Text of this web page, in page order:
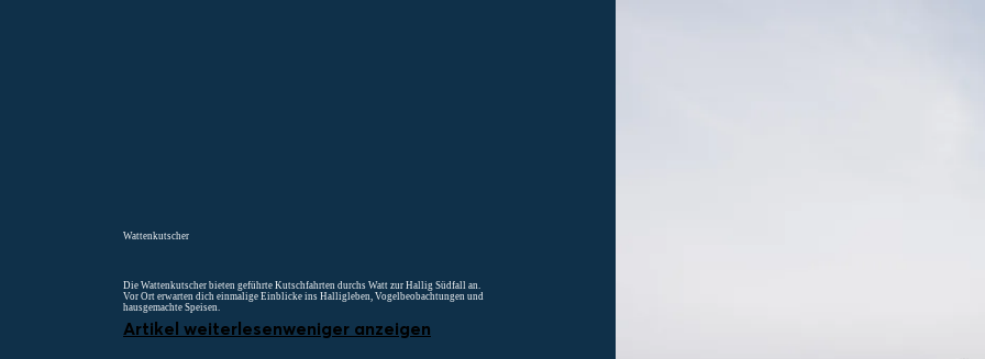
Wattenkutscher
Die Wattenkutscher bieten geführte Kutschfahrten durchs Watt zur Hallig Südfall an.
Vor Ort erwarten dich einmalige Einblicke ins Halligleben, Vogelbeobachtungen und
hausgemachte Speisen.
Artikel weiterlesenweniger anzeigen